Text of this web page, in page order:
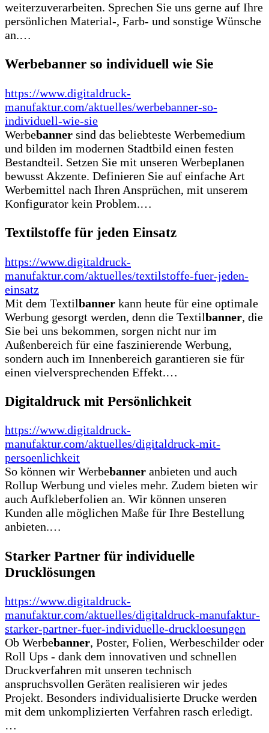
weiterzuverarbeiten. Sprechen Sie uns gerne auf Ihre
persönlichen Material-, Farb- und sonstige Wünsche
an.…
Werbebanner so individuell wie Sie
https://www.digitaldruck-
manufaktur.com/aktuelles/werbebanner-so-
individuell-wie-sie
Werbebanner sind das beliebteste Werbemedium
und bilden im modernen Stadtbild einen festen
Bestandteil. Setzen Sie mit unseren Werbeplanen
bewusst Akzente. Definieren Sie auf einfache Art
Werbemittel nach Ihren Ansprüchen, mit unserem
Konfigurator kein Problem.…
Textilstoffe für jeden Einsatz
https://www.digitaldruck-
manufaktur.com/aktuelles/textilstoffe-fuer-jeden-
einsatz
Mit dem Textilbanner kann heute für eine optimale
Werbung gesorgt werden, denn die Textilbanner, die
Sie bei uns bekommen, sorgen nicht nur im
Außenbereich für eine faszinierende Werbung,
sondern auch im Innenbereich garantieren sie für
einen vielversprechenden Effekt.…
Digitaldruck mit Persönlichkeit
https://www.digitaldruck-
manufaktur.com/aktuelles/digitaldruck-mit-
persoenlichkeit
So können wir Werbebanner anbieten und auch
Rollup Werbung und vieles mehr. Zudem bieten wir
auch Aufkleberfolien an. Wir können unseren
Kunden alle möglichen Maße für Ihre Bestellung
anbieten.…
Starker Partner für individuelle
Drucklösungen
https://www.digitaldruck-
manufaktur.com/aktuelles/digitaldruck-manufaktur-
starker-partner-fuer-individuelle-druckloesungen
Ob Werbebanner, Poster, Folien, Werbeschilder oder
Roll Ups - dank dem innovativen und schnellen
Druckverfahren mit unseren technisch
anspruchsvollen Geräten realisieren wir jedes
Projekt. Besonders individualisierte Drucke werden
mit dem unkomplizierten Verfahren rasch erledigt.
…